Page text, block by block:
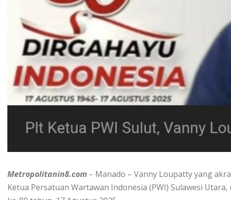
Metropolitanin8.com – Manado – Vanny Loupatty yang
Ketua Persatuan Wartawan Indonesia (PWI) Sulawesi